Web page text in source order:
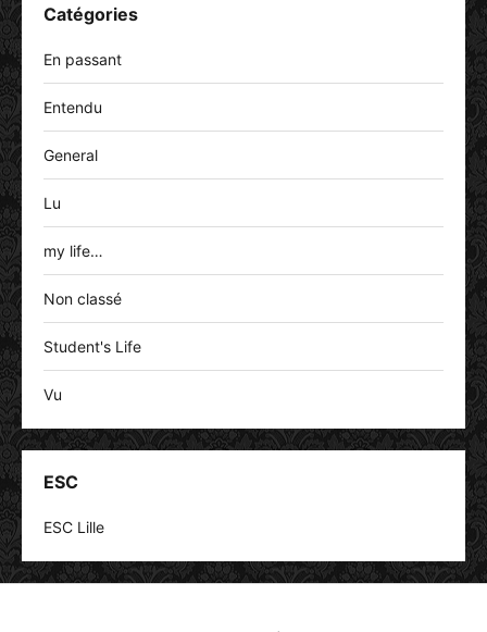
Catégories
En passant
Entendu
General
Lu
my life…
Non classé
Student's Life
Vu
ESC
ESC Lille